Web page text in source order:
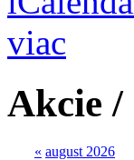
viac
Akcie /
« august 2026